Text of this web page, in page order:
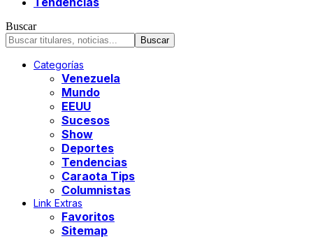
Buscar
Categorías
Venezuela
Mundo
EEUU
Sucesos
Show
Deportes
Tendencias
Caraota Tips
Columnistas
Link Extras
Favoritos
Sitemap